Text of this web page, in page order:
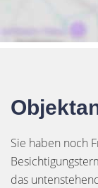
Sie haben noch
das